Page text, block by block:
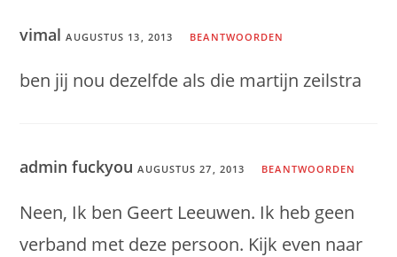
vimalAUGUSTUS 13, 2013 BEANTWOORDEN
ben jij nou dezelfde als die martijn zeilstra
admin fuckyouAUGUSTUS 27, 2013 BEANTWOORDEN
Neen, Ik ben Geert Leeuwen. Ik heb geen
verband met deze persoon. Kijk even naar